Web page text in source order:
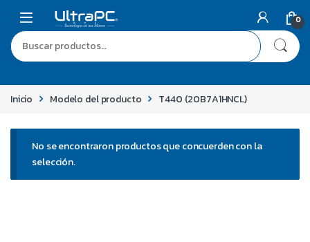
0
Inicio Modelo del producto T440 (20B7A1HNCL)
No se encontraron productos que concuerden con la
selección.